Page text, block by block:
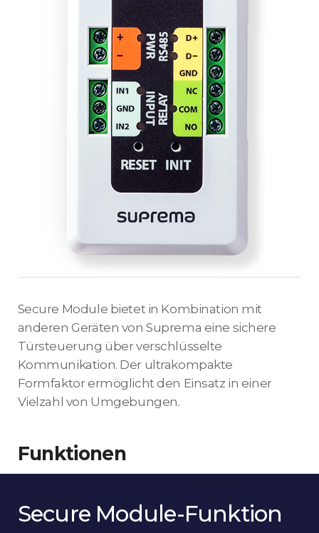
Secure Module bietet in Kombination mit
anderen Geräten von Suprema eine sichere
Türsteuerung über verschlüsselte
Kommunikation. Der ultrakompakte
Formfaktor ermöglicht den Einsatz in einer
Vielzahl von Umgebungen.
Funktionen
Secure Module-Funktion